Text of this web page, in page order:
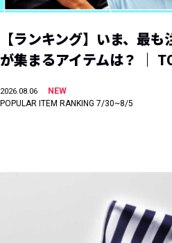
【ランキング】いま、最も
が集まるアイテムは？ ｜
2026.08.06
NEW
POPULAR ITEM RANKING 7/30~8/5